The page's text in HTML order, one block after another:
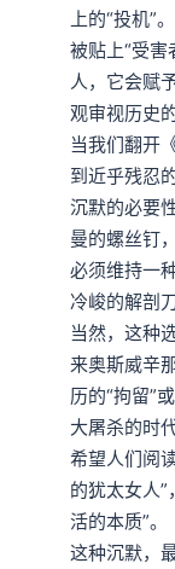
上的“投机”
被贴上“受
人，它会赋
观审视历史
当我们翻开
到近乎残忍
沉默的必要
曼的螺丝钉
必须维持一
冷峻的解剖
当然，这种
来奥斯威辛
历的“拘留”
大屠杀的时
希望人们阅
的犹太女人
活的本质”。
这种沉默，